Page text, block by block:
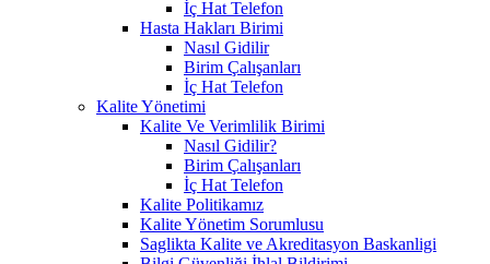
İç Hat Telefon
Hasta Hakları Birimi
Nasıl Gidilir
Birim Çalışanları
İç Hat Telefon
Kalite Yönetimi
Kalite Ve Verimlilik Birimi
Nasıl Gidilir?
Birim Çalışanları
İç Hat Telefon
Kalite Politikamız
Kalite Yönetim Sorumlusu
Saglikta Kalite ve Akreditasyon Baskanligi